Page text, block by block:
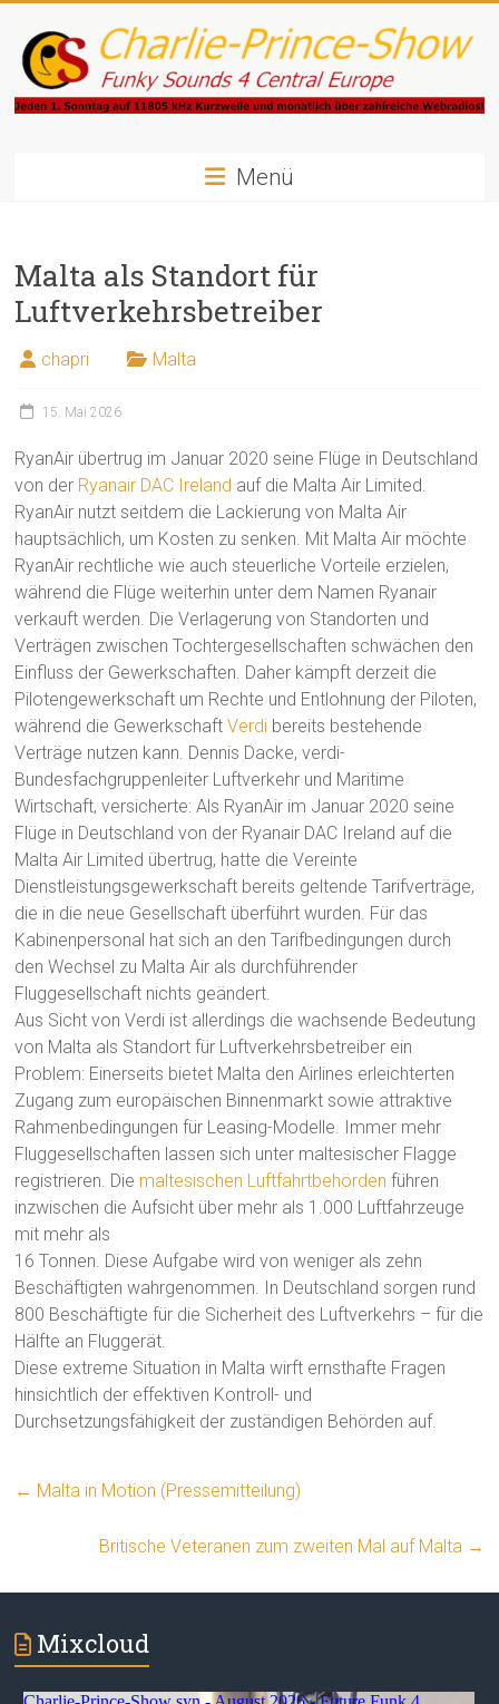
Inhalt
springen
Funky
Sounds
4
Central
Menü
Malta als Standort für
Luftverkehrsbetreiber
chapri Malta
15. Mai 2026
RyanAir übertrug im Januar 2020 seine Flüge in Deutschland
von der Ryanair DAC Ireland auf die Malta Air Limited.
RyanAir nutzt seitdem die Lackierung von Malta Air
hauptsächlich, um Kosten zu senken. Mit Malta Air möchte
RyanAir rechtliche wie auch steuerliche Vorteile erzielen,
während die Flüge weiterhin unter dem Namen Ryanair
verkauft werden. Die Verlagerung von Standorten und
Verträgen zwischen Tochtergesellschaften schwächen den
Einfluss der Gewerkschaften. Daher kämpft derzeit die
Pilotengewerkschaft um Rechte und Entlohnung der Piloten,
während die GewerkschaftVerdi bereits bestehende
Verträge nutzen kann. Dennis Dacke, verdi-
Bundesfachgruppenleiter Luftverkehr und Maritime
Wirtschaft, versicherte: Als RyanAir im Januar 2020 seine
Flüge in Deutschland von der Ryanair DAC Ireland auf die
Malta Air Limited übertrug, hatte die Vereinte
Dienstleistungsgewerkschaft bereits geltende Tarifverträge,
die in die neue Gesellschaft überführt wurden. Für das
Kabinenpersonal hat sich an den Tarifbedingungen durch
den Wechsel zu Malta Air als durchführender
Fluggesellschaft nichts geändert.
Aus Sicht von Verdi ist allerdings die wachsende Bedeutung
von Malta als Standort für Luftverkehrsbetreiber ein
Problem: Einerseits bietet Malta den Airlines erleichterten
Zugang zum europäischen Binnenmarkt sowie attraktive
Rahmenbedingungen für Leasing-Modelle. Immer mehr
Fluggesellschaften lassen sich unter maltesischer Flagge
registrieren. Die maltesischen Luftfahrtbehörden führen
inzwischen die Aufsicht über mehr als 1.000 Luftfahrzeuge
mit mehr als
16 Tonnen. Diese Aufgabe wird von weniger als zehn
Beschäftigten wahrgenommen. In Deutschland sorgen rund
800 Beschäftigte für die Sicherheit des Luftverkehrs – für die
Hälfte an Fluggerät.
Diese extreme Situation in Malta wirft ernsthafte Fragen
hinsichtlich der effektiven Kontroll- und
Durchsetzungsfähigkeit der zuständigen Behörden auf.
← Malta in Motion (Pressemitteilung)
Britische Veteranen zum zweiten Mal auf Malta →
Mixcloud